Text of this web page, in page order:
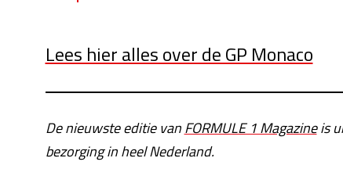
Lees hier alles over de GP Monaco
De nieuwste editie vanFORMULE 1 Magazineis
bezorging in heel Nederland.